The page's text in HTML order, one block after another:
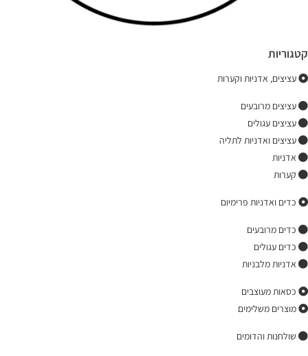
קטגוריות
עציצים, אדניות וקערות
עציצים מרובעים
עציצים עגולים
עציצים ואדניות לתליה
אדניות
קערות
כדים ואדניות פרימיום
כדים מרובעים
כדים עגולים
אדניות מלבניות
כסאות מעוצבים
מוצרים משלימים
שולחנות והדומים